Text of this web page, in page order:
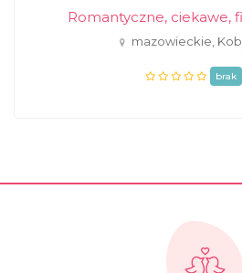
Romantyczne, ciekawe,
mazowieckie,
brak